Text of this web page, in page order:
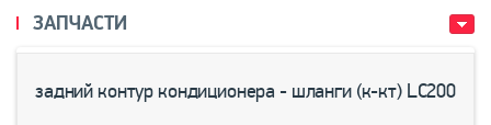
ЗАПЧАСТИ
задний контур кондиционера - шланги (к-кт) LC200